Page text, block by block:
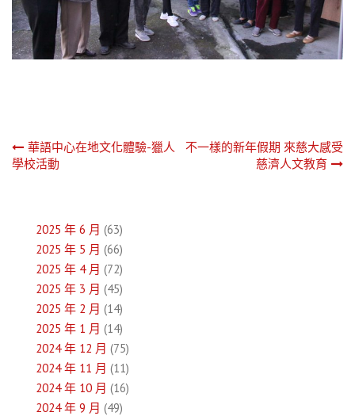
文
覽
華語中心在地文化體驗-獵人
學校活動
不一樣的新年假期 來慈大感受
慈濟人文教育
2025 年 6 月 (63)
2025 年 5 月 (66)
2025 年 4 月 (72)
2025 年 3 月 (45)
2025 年 2 月 (14)
2025 年 1 月 (14)
2024 年 12 月 (75)
2024 年 11 月 (11)
2024 年 10 月 (16)
2024 年 9 月 (49)